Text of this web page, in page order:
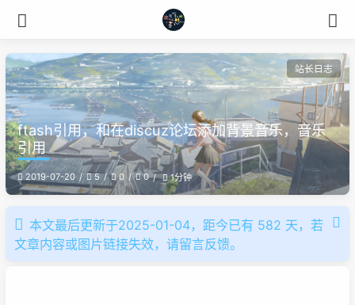
站长日志
ftash引用，和在discuz论坛添加背景音乐，音乐
引用
2019-07-20 5 0 0 1分钟
本文最后更新于2025-01-04，距今已有 582 天，若
文章内容或图片链接失效，请留言反馈。